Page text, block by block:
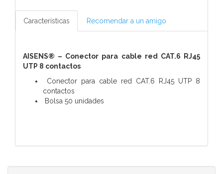
Características Recomendar a un amigo
AISENS® – Conector para cable red CAT.6 RJ45
UTP 8 contactos
Conector para cable red CAT.6 RJ45 UTP 8
contactos
Bolsa 50 unidades